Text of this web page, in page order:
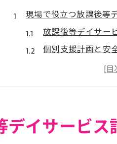
現場で役立つ放課後等
放課後等デイサー
個別支援計画と安
5領域ごとの記入
個別支援計画書の
5領域に対応した実践
5領域とは何か放
イサービス